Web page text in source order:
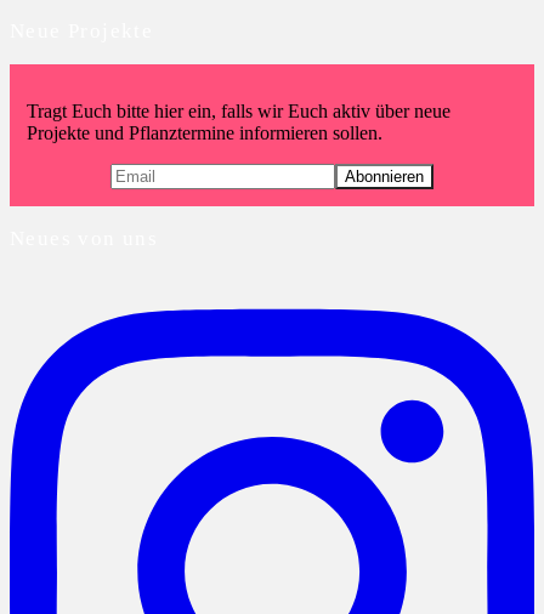
Tragt Euch bitte hier ein, falls wir Euch aktiv über neue
Projekte und Pflanztermine informieren sollen.